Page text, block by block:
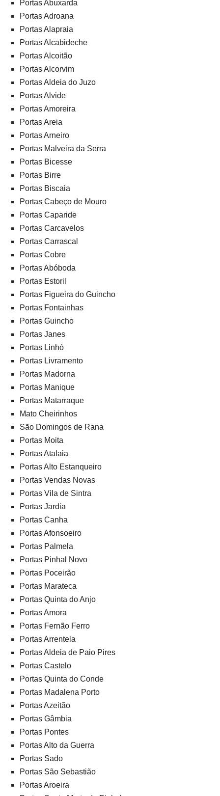
Portas Abuxarda
Portas Adroana
Portas Alapraia
Portas Alcabideche
Portas Alcoitão
Portas Alcorvim
Portas Aldeia do Juzo
Portas Alvide
Portas Amoreira
Portas Areia
Portas Arneiro
Portas Malveira da Serra
Portas Bicesse
Portas Birre
Portas Biscaia
Portas Cabeço de Mouro
Portas Caparide
Portas Carcavelos
Portas Carrascal
Portas Cobre
Portas Abóboda
Portas Estoril
Portas Figueira do Guincho
Portas Fontainhas
Portas Guincho
Portas Janes
Portas Linhó
Portas Livramento
Portas Madorna
Portas Manique
Portas Matarraque
Mato Cheirinhos
São Domingos de Rana
Portas Moita
Portas Atalaia
Portas Alto Estanqueiro
Portas Vendas Novas
Portas Vila de Sintra
Portas Jardia
Portas Canha
Portas Afonsoeiro
Portas Palmela
Portas Pinhal Novo
Portas Poceirão
Portas Marateca
Portas Quinta do Anjo
Portas Amora
Portas Fernão Ferro
Portas Arrentela
Portas Aldeia de Paio Pires
Portas Castelo
Portas Quinta do Conde
Portas Madalena Porto
Portas Azeitão
Portas Gâmbia
Portas Pontes
Portas Alto da Guerra
Portas Sado
Portas São Sebastião
Portas Aroeira